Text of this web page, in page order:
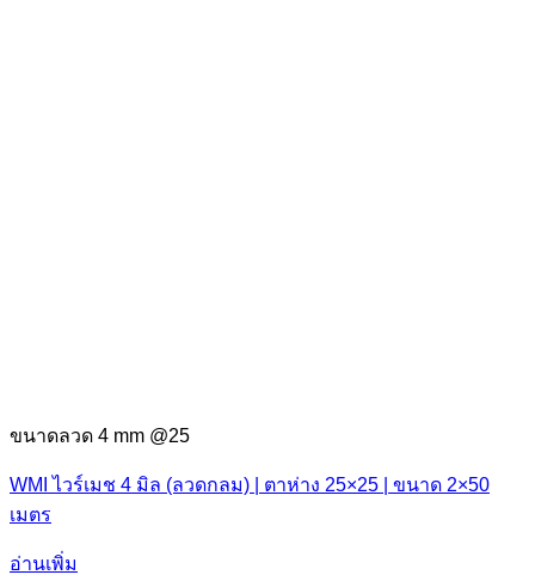
ขนาดลวด 4 mm @25
WMI ไวร์เมช 4 มิล (ลวดกลม) | ตาห่าง 25×25 | ขนาด 2×50
เมตร
อ่านเพิ่ม